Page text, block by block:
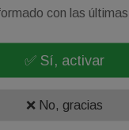
con las
✅ Sí, activar
❌ No, gracias